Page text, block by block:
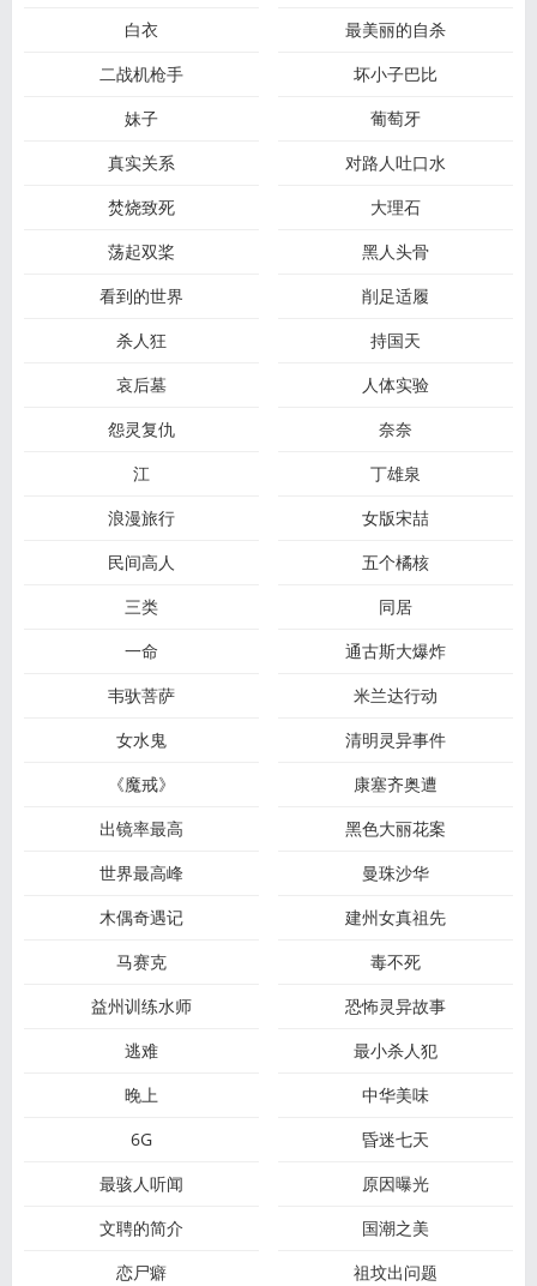
白衣
最美丽的自杀
二战机枪手
坏小子巴比
妹子
葡萄牙
真实关系
对路人吐口水
焚烧致死
大理石
荡起双桨
黑人头骨
看到的世界
削足适履
杀人狂
持国天
哀后墓
人体实验
怨灵复仇
奈奈
江
丁雄泉
浪漫旅行
女版宋喆
民间高人
五个橘核
三类
同居
一命
通古斯大爆炸
韦驮菩萨
米兰达行动
女水鬼
清明灵异事件
《魔戒》
康塞齐奥遭
出镜率最高
黑色大丽花案
世界最高峰
曼珠沙华
木偶奇遇记
建州女真祖先
马赛克
毒不死
益州训练水师
恐怖灵异故事
逃难
最小杀人犯
晚上
中华美味
6G
昏迷七天
最骇人听闻
原因曝光
文聘的简介
国潮之美
恋尸癖
祖坟出问题